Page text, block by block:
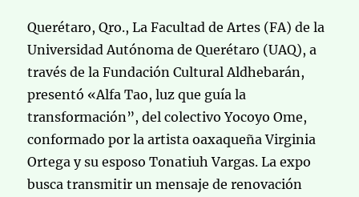
Querétaro, Qro., La Facultad de Artes (FA) de la
Universidad Autónoma de Querétaro (UAQ), a
través de la Fundación Cultural Aldhebarán,
presentó «Alfa Tao, luz que guía la
transformación”, del colectivo Yocoyo Ome,
conformado por la artista oaxaqueña Virginia
Ortega y su esposo Tonatiuh Vargas. La expo
busca transmitir un mensaje de renovación